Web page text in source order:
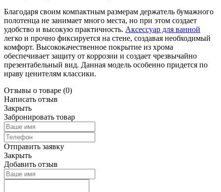
Благодаря своим компактным размерам держатель бумажного
полотенца не занимает много места, но при этом создает
удобство и высокую практичность. Аксессуар для ванной
легко и прочно фиксируется на стене, создавая необходимый
комфорт. Высококачественное покрытие из хрома
обеспечивает защиту от коррозии и создает чрезвычайно
презентабельный вид. Данная модель особенно придется по
нраву ценителям классики.
Отзывы о товаре (0)
Написать отзыв
Закрыть
Забронировать товар
Отправить заявку
Закрыть
Добавить отзыв